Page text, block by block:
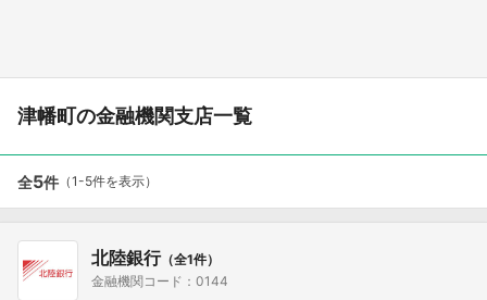
津幡町の金融機関支店一覧
全5件 （1-5件を表示）
北陸銀行（全1件）
金融機関コード：0144